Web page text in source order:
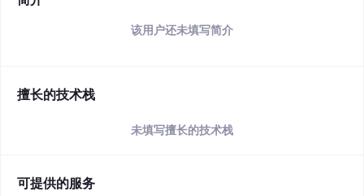
该用户还未填写简介
擅长的技术栈
未填写擅长的技术栈
可提供的服务